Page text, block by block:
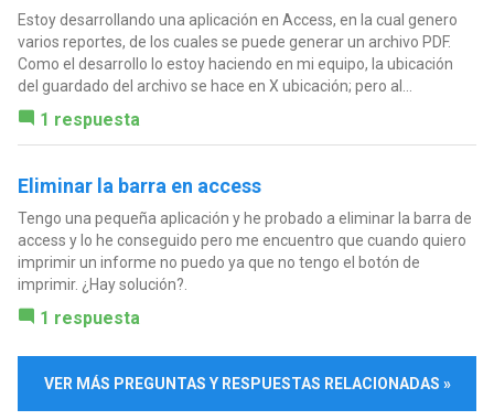
Estoy desarrollando una aplicación en Access, en la cual genero
varios reportes, de los cuales se puede generar un archivo PDF.
Como el desarrollo lo estoy haciendo en mi equipo, la ubicación
del guardado del archivo se hace en X ubicación; pero al...
1 respuesta
Eliminar la barra en access
Tengo una pequeña aplicación y he probado a eliminar la barra de
access y lo he conseguido pero me encuentro que cuando quiero
imprimir un informe no puedo ya que no tengo el botón de
imprimir. ¿Hay solución?.
1 respuesta
VER MÁS PREGUNTAS Y RESPUESTAS RELACIONADAS »